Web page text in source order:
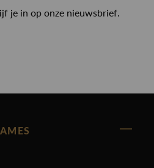
je in op onze nieuwsbrief.